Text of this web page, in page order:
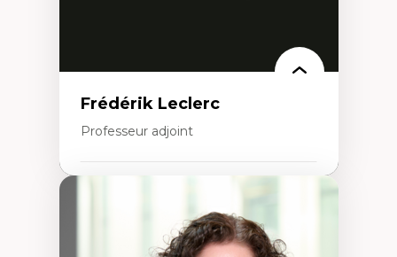
Frédérik Leclerc
Professeur adjoint
Théories et pratiques de l’urbanisme
Urbanisme durable
Histoire de l’urbanisme